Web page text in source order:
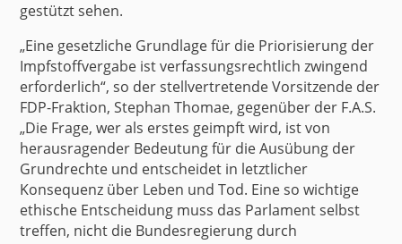
gestützt sehen.
„Eine gesetzliche Grundlage für die Priorisierung der
Impfstoffvergabe ist verfassungsrechtlich zwingend
erforderlich“, so der stellvertretende Vorsitzende der
FDP-Fraktion, Stephan Thomae, gegenüber der F.A.S.
„Die Frage, wer als erstes geimpft wird, ist von
herausragender Bedeutung für die Ausübung der
Grundrechte und entscheidet in letztlicher
Konsequenz über Leben und Tod. Eine so wichtige
ethische Entscheidung muss das Parlament selbst
treffen, nicht die Bundesregierung durch